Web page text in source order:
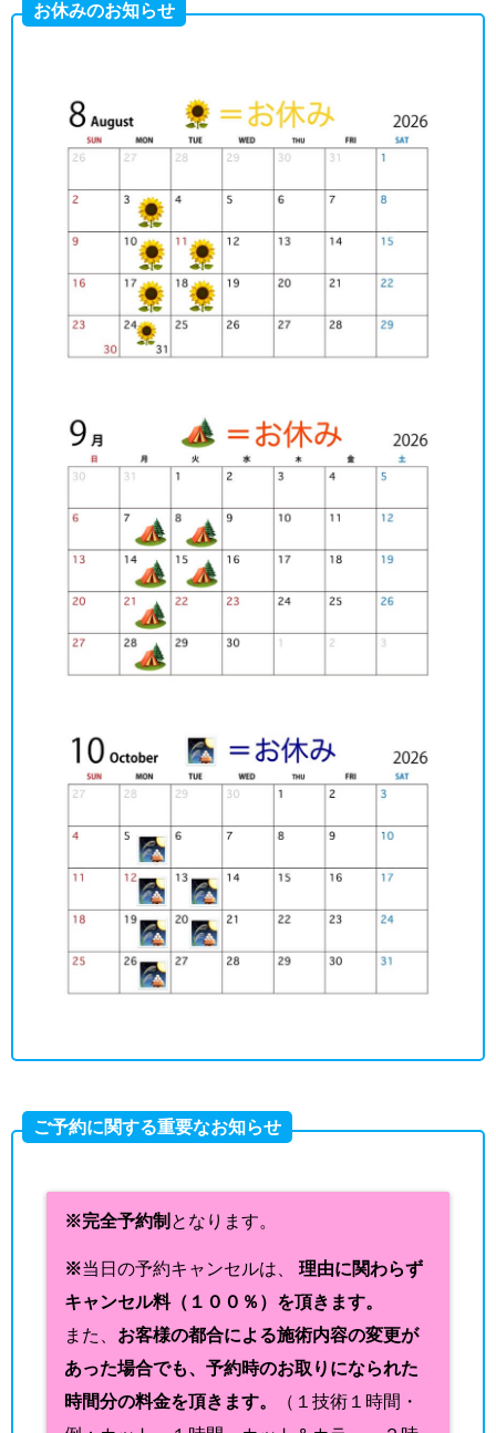
お休みのお知らせ
ご予約に関する重要なお知らせ
※完全予約制 となります。
※当日の予約キャンセルは、 理由に関わらず
キャンセル料（１００％）を頂きます。
また、 お客様の都合による施術内容の変更が
あった場合でも、予約時のお取りになられた
時間分の料金を頂きます。
（１技術１時間・